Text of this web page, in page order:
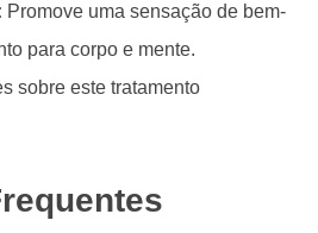
Promove uma sensação de bem-
para corpo e mente.
sobre este tratamento